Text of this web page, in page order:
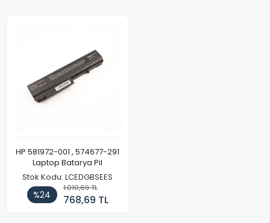
HP 581972-001 , 574677-291
Laptop Batarya Pil
Stok Kodu: LCEDGBSEES
%24
1.010,69 TL
768,69 TL